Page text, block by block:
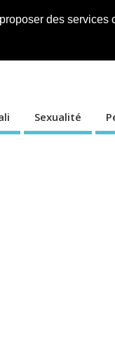
des services
International
Sexualité